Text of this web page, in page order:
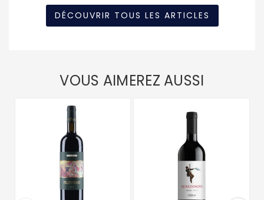
DÉCOUVRIR TOUS LES ARTICLES
VOUS AIMEREZ AUSSI